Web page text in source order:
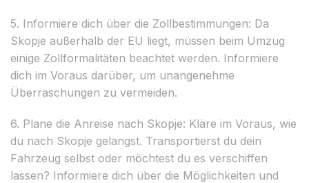
5. Informiere dich über die Zollbestimmungen: Da
Skopje außerhalb der EU liegt, müssen beim Umzug
einige Zollformalitäten beachtet werden. Informiere
dich im Voraus darüber, um unangenehme
Überraschungen zu vermeiden.
6. Plane die Anreise nach Skopje: Kläre im Voraus, wie
du nach Skopje gelangst. Transportierst du dein
Fahrzeug selbst oder möchtest du es verschiffen
lassen? Informiere dich über die Möglichkeiten und